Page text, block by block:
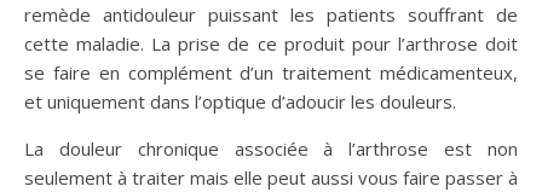
remède antidouleur puissant les patients souffrant de
cette maladie. La prise de ce produit pour l’arthrose doit
se faire en complément d’un traitement médicamenteux,
et uniquement dans l’optique d’adoucir les douleurs.
La douleur chronique associée à l’arthrose est non
seulement à traiter mais elle peut aussi vous faire passer à